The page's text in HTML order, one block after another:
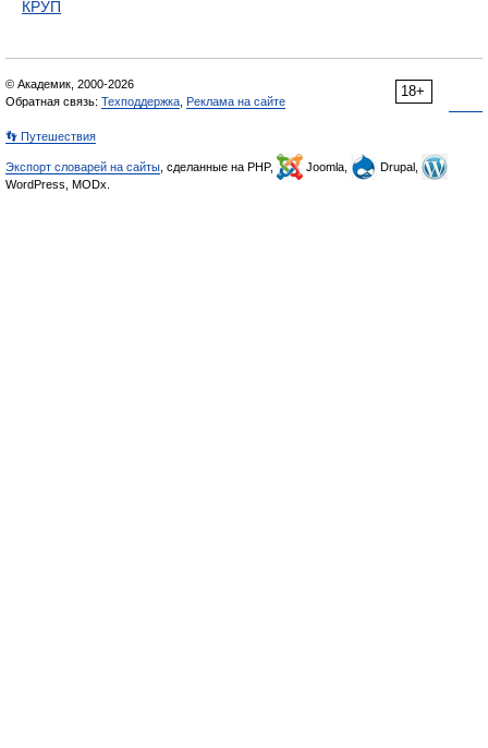
КРУП
18+
© Академик, 2000-2026
Обратная связь: Техподдержка Реклама на сайте
👣 Путешествия
Экспорт словарей на сайты , сделанные на PHP, Joomla,
Drupal,
WordPress, MODx.